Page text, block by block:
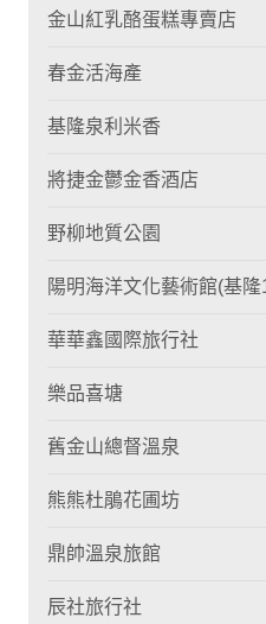
金山紅乳酪蛋糕專賣店
春金活海產
基隆泉利米香
將捷金鬱金香酒店
野柳地質公園
陽明海洋文化藝術館(基
華華鑫國際旅行社
樂品喜塘
舊金山總督溫泉
熊熊杜鵑花圃坊
鼎帥溫泉旅館
辰社旅行社